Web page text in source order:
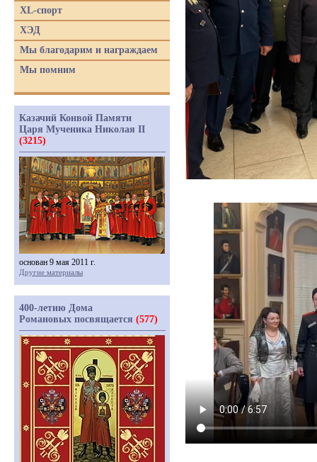
XL-спорт
ХЭД
Мы благодарим и награждаем
Мы помним
Казачий Конвой Памяти
Царя Мученика Николая II
(3215)
основан 9 мая 2011 г.
Другие материалы
400-летию Дома
Романовых посвящается (577)